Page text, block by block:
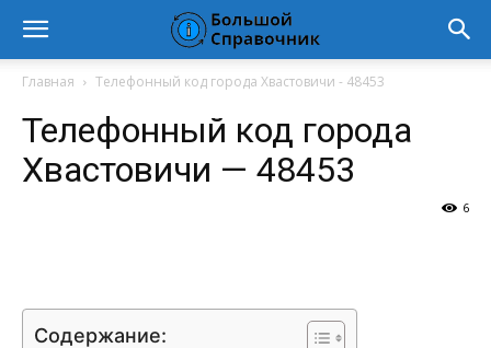
Главная Телефонный код города Хвастовичи - 48453
Телефонный код города
Хвастовичи — 48453
6
Содержание: